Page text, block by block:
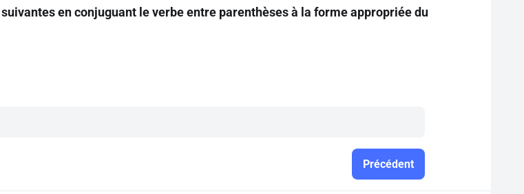
en conjuguant le verbe entre parenthèses à la forme appropriée du
Précédent